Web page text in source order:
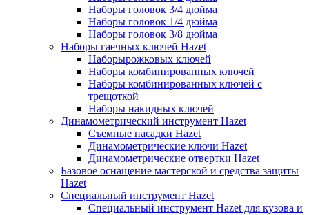
Наборы головок 3/4 дюйма
Наборы головок 1/4 дюйма
Наборы головок 3/8 дюйма
Наборы гаечных ключей Hazet
Наборырожковых ключей
Наборы комбинированных ключей
Наборы комбинированных ключей с
трещоткой
Наборы накидных ключей
Динамометрический инструмент Hazet
Съемные насадки Hazet
Динамометрические ключи Hazet
Динамометрические отвертки Hazet
Базовое оснащение мастерской и средства защиты
Hazet
Специальный инструмент Hazet
Специальный инструмент Hazet для кузова и